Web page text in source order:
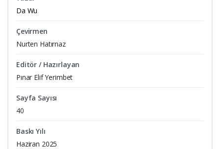
Da Wu
Çevirmen
Nurten Hatırnaz
Editör / Hazırlayan
Pınar Elif Yerimbet
Sayfa Sayısı
40
Baskı Yılı
Haziran 2025